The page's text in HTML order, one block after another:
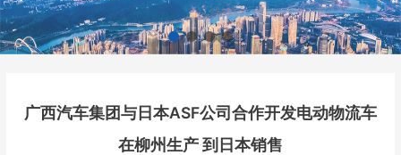
广西汽车集团与日本ASF公司合作开发电动物流车
在柳州生产 到日本销售